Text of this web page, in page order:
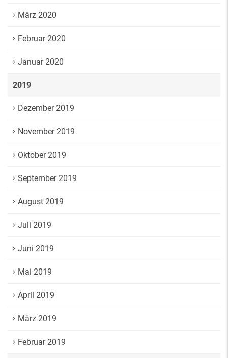
März 2020
Februar 2020
Januar 2020
2019
Dezember 2019
November 2019
Oktober 2019
September 2019
August 2019
Juli 2019
Juni 2019
Mai 2019
April 2019
März 2019
Februar 2019